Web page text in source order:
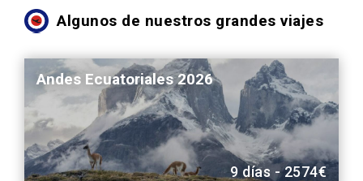
Algunos de nuestros grandes viajes
Andes Ecuatoriales 2026
9 días - 2574€